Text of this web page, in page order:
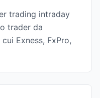
trading intraday
trader da
Exness, FxPro,